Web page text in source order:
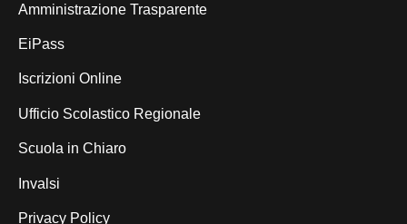
Amministrazione Trasparente
EiPass
Iscrizioni Online
Ufficio Scolastico Regionale
Scuola in Chiaro
Invalsi
Privacy Policy